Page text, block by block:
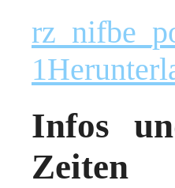
1
Infos
Zeiten